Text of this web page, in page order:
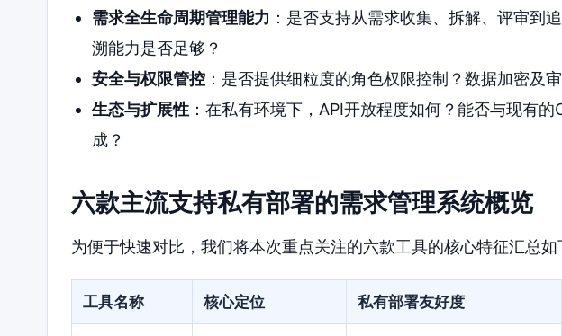
需求全生命周期管理能力 ：是否支持从需求收集、拆解、评审到
溯能力是否足够？
安全与权限管控：是否提供细粒度的角色权限控制？数据加密及
生态与扩展性：在私有环境下，API开放程度如何？能否与现有
成？
六款主流支持私有部署的需求管理系统概览
为便于快速对比，我们将本次重点关注的六款工具的核心特征汇总如
工具名称 核心定位 私有部署友好度